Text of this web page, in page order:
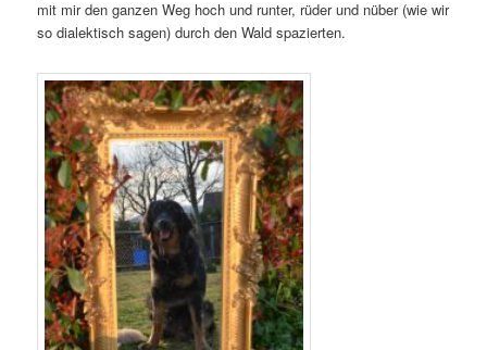
mit mir den ganzen Weg hoch und runter, rüder und nüber (wie wir
so dialektisch sagen) durch den Wald spazierten.